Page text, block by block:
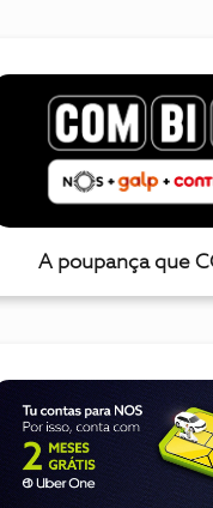
A poupança que